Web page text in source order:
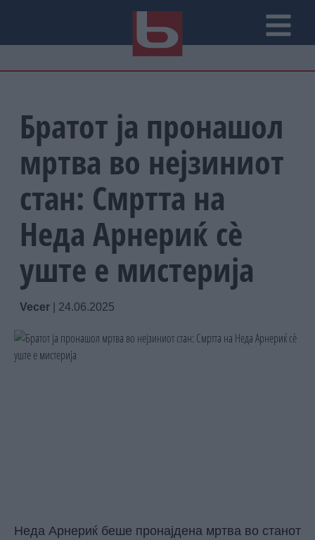
Братот ја пронашол
мртва во нејзиниот
стан: Смртта на
Неда Арнериќ сè
уште е мистерија
Vecer 24.06.2025
Неда Арнериќ беше пронајдена мртва во станот